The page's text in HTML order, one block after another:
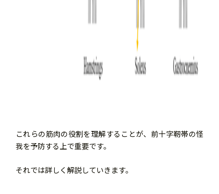
これらの筋肉の役割を理解することが、前十字靭帯の怪
我を予防する上で重要です。
それでは詳しく解説していきます。